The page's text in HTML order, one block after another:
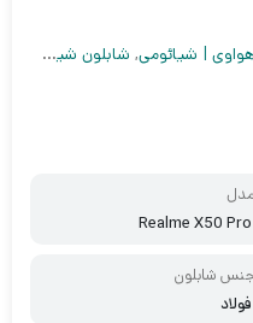
| شیائومی, شابلون شیائومی
مدل
Realme X50 Pro
جنس شابلون
فولاد